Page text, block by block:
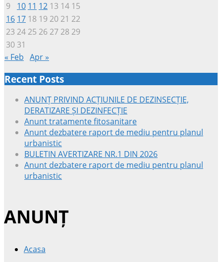
9
10 11 12 13 14 15
16 17 18 19 20 21 22
23 24 25 26 27 28 29
30 31
« Feb Apr »
Recent Posts
ANUNȚ PRIVIND ACȚIUNILE DE DEZINSECȚIE,
DERATIZARE ȘI DEZINFECȚIE
Anunt tratamente fitosanitare
Anunt dezbatere raport de mediu pentru planul
urbanistic
BULETIN AVERTIZARE NR.1 DIN 2026
Anunt dezbatere raport de mediu pentru planul
urbanistic
ANUNȚ
Acasa